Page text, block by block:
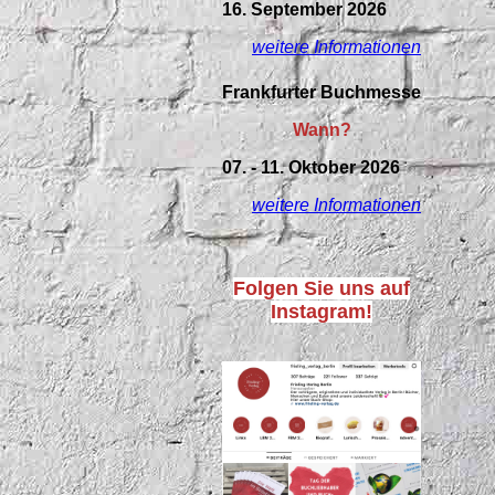
16. September 2026
weitere Informationen
Frankfurter Buchmesse
Wann?
07. - 11. Oktober 2026
weitere Informationen
Folgen Sie uns auf
Instagram!